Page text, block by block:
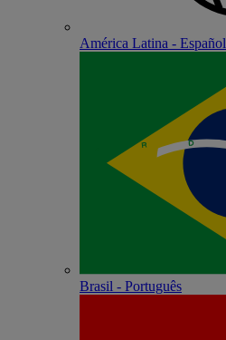
América Latina - Español
Brasil - Português